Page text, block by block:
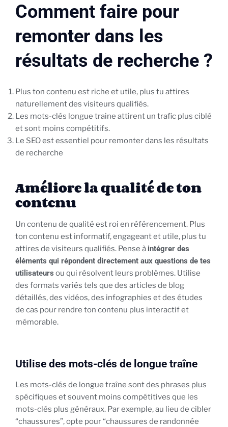
Comment faire pour
remonter dans les
résultats de recherche ?
Plus ton contenu est riche et utile, plus tu attires
naturellement des visiteurs qualifiés.
Les mots-clés longue traine attirent un trafic plus ciblé
et sont moins compétitifs.
Le SEO est essentiel pour remonter dans les résultats
de recherche
Améliore la qualité de ton
contenu
Un contenu de qualité est roi en référencement. Plus
ton contenu est informatif, engageant et utile, plus tu
attires de visiteurs qualifiés. Pense à intégrer des
éléments qui répondent directement aux questions de tes
utilisateurs ou qui résolvent leurs problèmes. Utilise
des formats variés tels que des articles de blog
détaillés, des vidéos, des infographies et des études
de cas pour rendre ton contenu plus interactif et
mémorable.
Utilise des mots-clés de longue traîne
Les mots-clés de longue traîne sont des phrases plus
spécifiques et souvent moins compétitives que les
mots-clés plus généraux. Par exemple, au lieu de cibler
“chaussures”, opte pour “chaussures de randonnée